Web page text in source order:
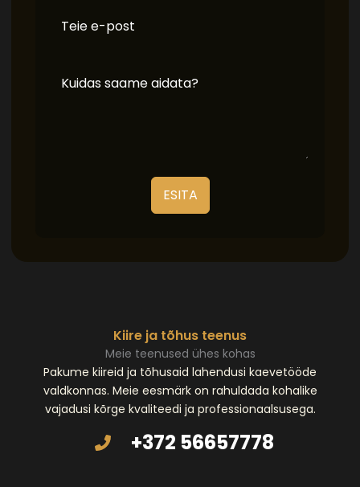
ESITA
Kiire ja tõhus teenus
Meie teenused ühes kohas
Pakume kiireid ja tõhusaid lahendusi kaevetööde
valdkonnas. Meie eesmärk on rahuldada kohalike
vajadusi kõrge kvaliteedi ja professionaalsusega.
+372 56657778